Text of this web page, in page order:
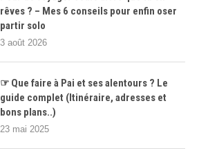
rêves ? – Mes 6 conseils pour enfin oser
partir solo
3 août 2026
☞ Que faire à Pai et ses alentours ? Le
guide complet (Itinéraire, adresses et
bons plans..)
23 mai 2025